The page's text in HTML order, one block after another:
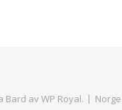
Bard avWP Royal. Norge